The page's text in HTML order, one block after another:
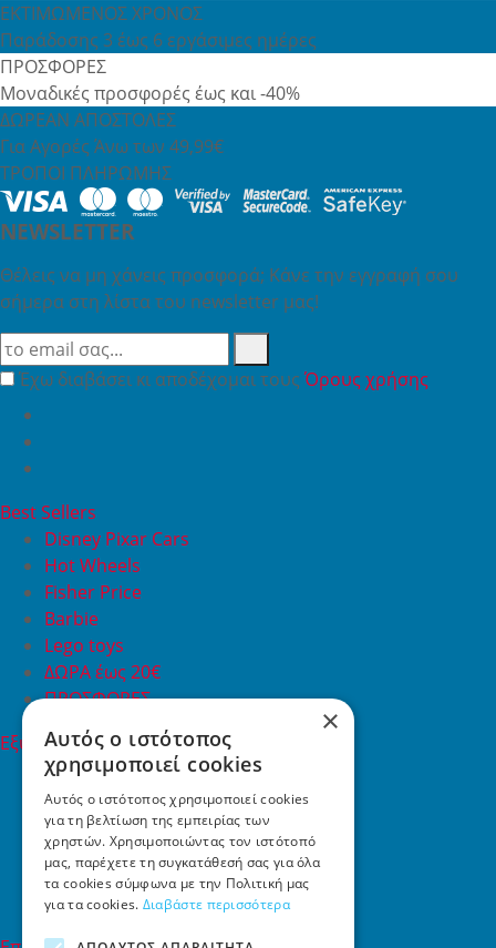
ΕΚΤΙΜΩΜΕΝΟΣ ΧΡΟΝΟΣ
Παράδοσης 3 έως 6 εργάσιμες ημέρες
ΠΡΟΣΦΟΡΕΣ
Μοναδικές προσφορές έως και -40%
ΔΩΡΕΑΝ ΑΠΟΣΤΟΛΕΣ
Για Αγορές Άνω των 49,99€
ΤΡΟΠΟΙ ΠΛΗΡΩΜΗΣ
NEWSLETTER
Θέλεις να μη χάνεις προσφορά; Κάνε την εγγραφή σου
σήμερα στη λίστα του newsletter μας!
Έχω διαβάσει κι αποδέχομαι τουςΌρους χρήσης
Best Sellers
Disney Pixar Cars
Hot Wheels
Fisher Price
Barbie
Lego toys
ΔΩΡΑ έως 20€
ΠΡΟΣΦΟΡΕΣ
Εξυπηρέτηση Πελατών
Εξυπηρέτηση πελατών
Συχνές ερωτήσεις
Όροι χρήσης
Τρόποι Πληρωμής
Επιστροφές
Επικοινωνία
×
Αυτός ο ιστότοπος
χρησιμοποιεί cookies
Αυτός ο ιστότοπος χρησιμοποιεί cookies
για τη βελτίωση της εμπειρίας των
χρηστών. Χρησιμοποιώντας τον ιστότοπό
μας, παρέχετε τη συγκατάθεσή σας για όλα
τα cookies σύμφωνα με την Πολιτική μας
για τα cookies. Διαβάστε περισσότερα